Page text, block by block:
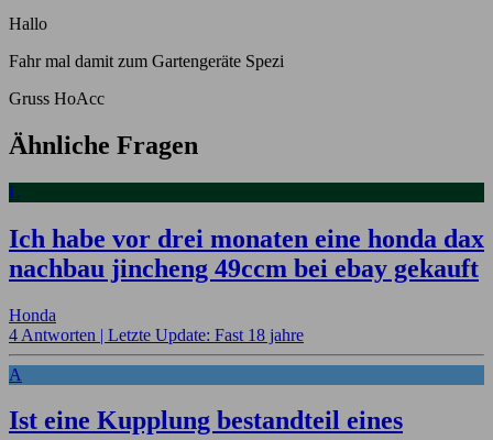
Hallo
Fahr mal damit zum Gartengeräte Spezi
Gruss HoAcc
Ähnliche Fragen
L
Ich habe vor drei monaten eine honda dax
nachbau jincheng 49ccm bei ebay gekauft
Honda
4 Antworten | Letzte Update: Fast 18 jahre
A
Ist eine Kupplung bestandteil eines